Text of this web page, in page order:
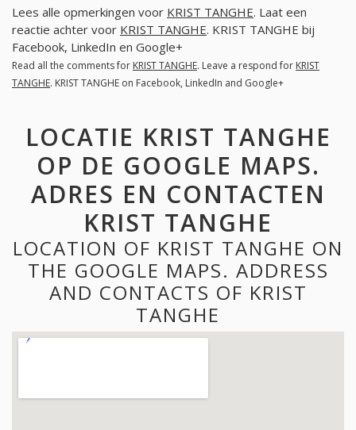
Lees alle opmerkingen voor KRIST TANGHE. Laat een
reactie achter voor KRIST TANGHE. KRIST TANGHE bij
Facebook, LinkedIn en Google+
Read all the comments for KRIST TANGHE. Leave a respond for KRIST
TANGHE. KRIST TANGHE on Facebook, LinkedIn and Google+
LOCATIE KRIST TANGHE
OP DE GOOGLE MAPS.
ADRES EN CONTACTEN
KRIST TANGHE
LOCATION OF KRIST TANGHE ON
THE GOOGLE MAPS. ADDRESS
AND CONTACTS OF KRIST
TANGHE